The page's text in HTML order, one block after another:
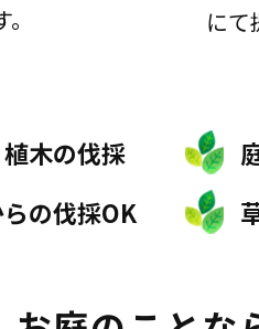
にて
木の伐採
の伐採OK